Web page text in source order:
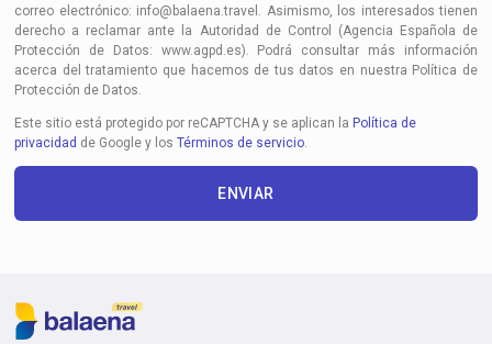
correo electrónico: info@balaena.travel. Asimismo, los interesados tienen
derecho a reclamar ante la Autoridad de Control (Agencia Española de
Protección de Datos: www.agpd.es). Podrá consultar más información
acerca del tratamiento que hacemos de tus datos en nuestra Política de
Protección de Datos.
Este sitio está protegido por reCAPTCHA y se aplican la Política de
privacidad de Google y los Términos de servicio.
ENVIAR